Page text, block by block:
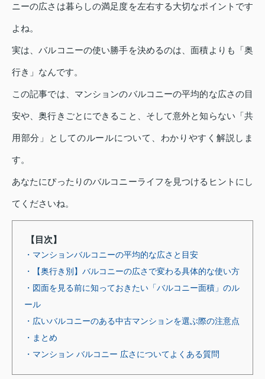
ニーの広さは暮らしの満足度を左右する大切なポイントです
よね。
実は、バルコニーの使い勝手を決めるのは、面積よりも「奥
行き」なんです。
この記事では、マンションのバルコニーの平均的な広さの目
安や、奥行きごとにできること、そして意外と知らない「共
用部分」としてのルールについて、わかりやすく解説しま
す。
あなたにぴったりのバルコニーライフを見つけるヒントにし
てくださいね。
【目次】
・マンションバルコニーの平均的な広さと目安
・【奥行き別】バルコニーの広さで変わる具体的な使い方
・図面を見る前に知っておきたい「バルコニー面積」のル
ール
・広いバルコニーのある中古マンションを選ぶ際の注意点
・まとめ
・マンション バルコニー 広さについてよくある質問